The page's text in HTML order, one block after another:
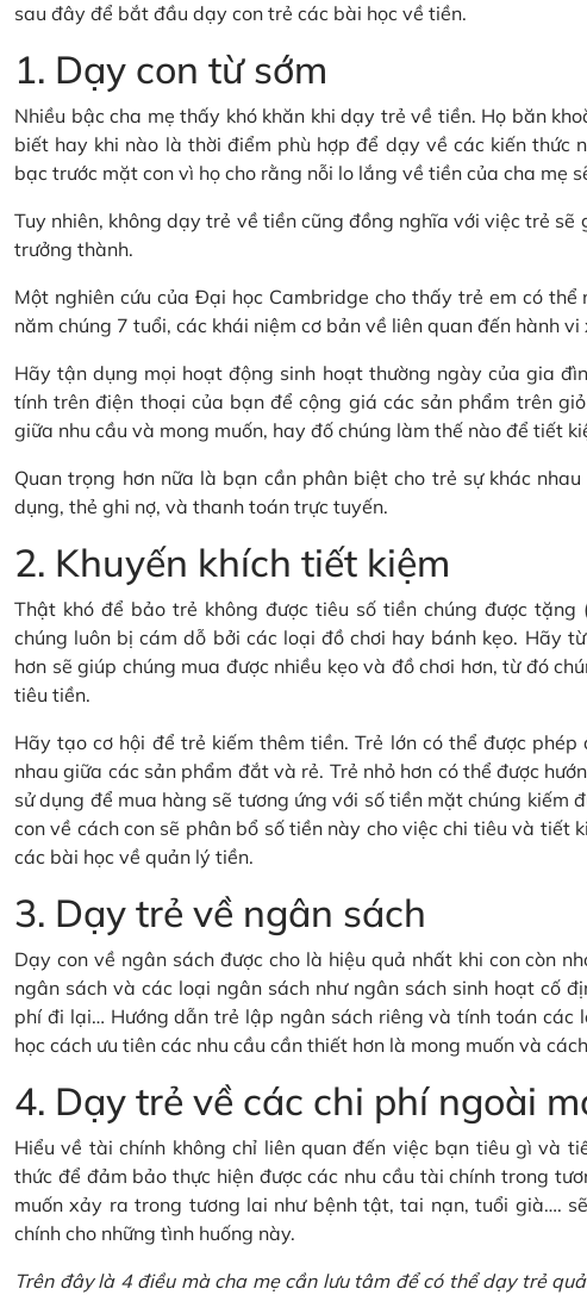
sau đây để bắt đầu dạy con trẻ các bài học về tiền.
1. Dạy con từ sớm
Nhiều bậc cha mẹ thấy khó khăn khi dạy trẻ về tiền. Họ băn
biết hay khi nào là thời điểm phù hợp để dạy về các kiến thức
bạc trước mặt con vì họ cho rằng nỗi lo lắng về tiền của cha mẹ
Tuy nhiên, không dạy trẻ về tiền cũng đồng nghĩa với việc trẻ
trưởng thành.
Một nghiên cứu của Đại học Cambridge cho thấy trẻ em có
năm chúng 7 tuổi, các khái niệm cơ bản về liên quan đến hành
Hãy tận dụng mọi hoạt động sinh hoạt thường ngày của gia
tính trên điện thoại của bạn để cộng giá các sản phẩm trên
giữa nhu cầu và mong muốn, hay đố chúng làm thế nào để tiết
Quan trọng hơn nữa là bạn cần phân biệt cho trẻ sự khác
dụng, thẻ ghi nợ, và thanh toán trực tuyến.
2. Khuyến khích tiết kiệm
Thật khó để bảo trẻ không được tiêu số tiền chúng được
chúng luôn bị cám dỗ bởi các loại đồ chơi hay bánh kẹo. Hãy
hơn sẽ giúp chúng mua được nhiều kẹo và đồ chơi hơn, từ đó
tiêu tiền.
Hãy tạo cơ hội để trẻ kiếm thêm tiền. Trẻ lớn có thể được
nhau giữa các sản phẩm đắt và rẻ. Trẻ nhỏ hơn có thể được
sử dụng để mua hàng sẽ tương ứng với số tiền mặt chúng kiếm
con về cách con sẽ phân bổ số tiền này cho việc chi tiêu và tiết
các bài học về quản lý tiền.
3. Dạy trẻ về ngân sách
Dạy con về ngân sách được cho là hiệu quả nhất khi con còn
ngân sách và các loại ngân sách như ngân sách sinh hoạt cố
phí đi lại… Hướng dẫn trẻ lập ngân sách riêng và tính toán
học cách ưu tiên các nhu cầu cần thiết hơn là mong muốn và
4. Dạy trẻ về các chi phí ngoài
Hiểu về tài chính không chỉ liên quan đến việc bạn tiêu gì và
thức để đảm bảo thực hiện được các nhu cầu tài chính trong
muốn xảy ra trong tương lai như bệnh tật, tai nạn, tuổi già….
chính cho những tình huống này.
Trên đây là 4 điều mà cha mẹ cần lưu tâm để có thể dạy trẻ